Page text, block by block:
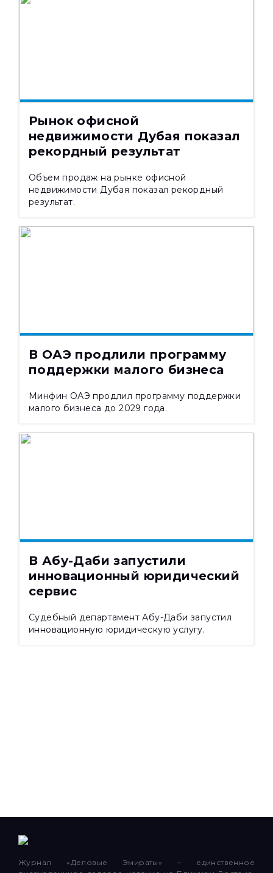
Рынок офисной
недвижимости Дубая показал
рекордный результат
Объем продаж на рынке офисной
недвижимости Дубая показал рекордный
результат.
В ОАЭ продлили программу
поддержки малого бизнеса
Минфин ОАЭ продлил программу поддержки
малого бизнеса до 2029 года.
В Абу-Даби запустили
инновационный юридический
сервис
Судебный департамент Абу-Даби запустил
инновационную юридическую услугу.
Журнал «Деловые Эмираты» – единственное